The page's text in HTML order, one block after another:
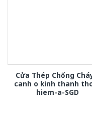
Cửa Thép Chống
canh o kinh thanh
hiem-a-SGD